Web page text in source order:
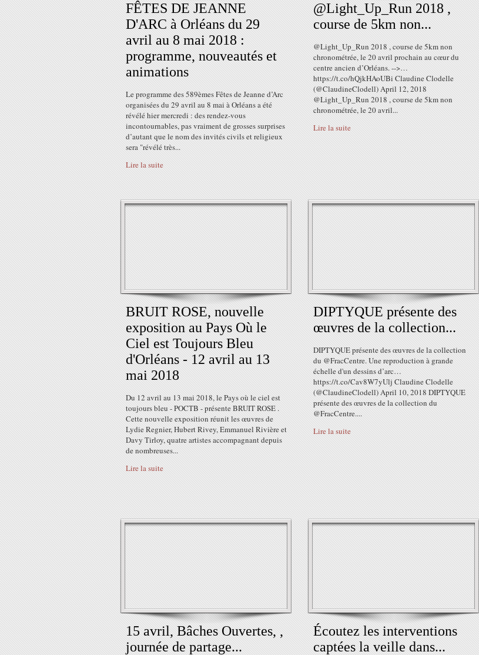
FÊTES DE JEANNE
D'ARC à Orléans du 29
avril au 8 mai 2018 :
programme, nouveautés et
animations
Le programme des 589èmes Fêtes de Jeanne d’Arc
organisées du 29 avril au 8 mai à Orléans a été
révélé hier mercredi : des rendez-vous
incontournables, pas vraiment de grosses surprises
d’autant que le nom des invités civils et religieux
sera "révélé très...
Lire la suite
@Light_Up_Run 2018 ,
course de 5km non...
@Light_Up_Run 2018 , course de 5km non
chronométrée, le 20 avril prochain au cœur du
centre ancien d’Orléans. -->…
https://t.co/hQjkHAoUBi Claudine Clodelle
(@ClaudineClodell) April 12, 2018
@Light_Up_Run 2018 , course de 5km non
chronométrée, le 20 avril...
Lire la suite
BRUIT ROSE, nouvelle
exposition au Pays Où le
Ciel est Toujours Bleu
d'Orléans - 12 avril au 13
mai 2018
Du 12 avril au 13 mai 2018, le Pays où le ciel est
toujours bleu - POCTB - présente BRUIT ROSE .
Cette nouvelle exposition réunit les œuvres de
Lydie Regnier, Hubert Rivey, Emmanuel Rivière et
Davy Tirloy, quatre artistes accompagnant depuis
de nombreuses...
Lire la suite
DIPTYQUE présente des
œuvres de la collection...
DIPTYQUE présente des œuvres de la collection
du @FracCentre. Une reproduction à grande
échelle d'un dessins d’arc…
https://t.co/Cav8W7yUlj Claudine Clodelle
(@ClaudineClodell) April 10, 2018 DIPTYQUE
présente des œuvres de la collection du
@FracCentre....
Lire la suite
15 avril, Bâches Ouvertes, ,
journée de partage...
Écoutez les interventions
captées la veille dans...